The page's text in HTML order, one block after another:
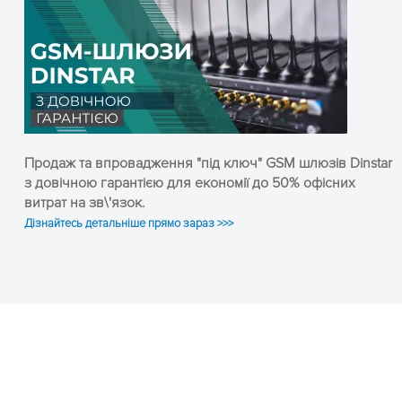
Продаж та впровадження "під ключ" GSM шлюзів Dinstar
з довічною гарантією для економії до 50% офісних
витрат на зв\'язок.
Дізнайтесь детальніше прямо зараз >>>